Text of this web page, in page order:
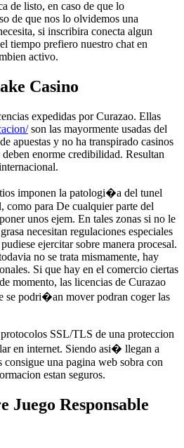
de listo, en caso de que lo
de que nos lo olvidemos una
si inscribira conecta algun
tiempo prefiero nuestro chat en
activo.
Casino
expedidas por Curazao. Ellas
son las mayormente usadas del
apuestas y no ha transpirado casinos
enorme credibilidad. Resultan
imponen la patologi�a del tunel
como para De cualquier parte del
unos ejem. En tales zonas si no le
necesitan regulaciones especiales
ejercitar sobre manera procesal.
no se trata mismamente, hay
Si que hay en el comercio ciertas
momento, las licencias de Curazao
se podri�an mover podran coger las
SSL/TLS de una proteccion
en internet. Siendo asi� llegan a
consigue una pagina web sobra con
estan seguros.
Juego Responsable